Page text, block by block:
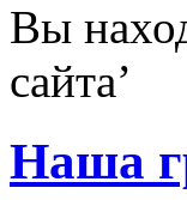
Вы
сайта’
Наша